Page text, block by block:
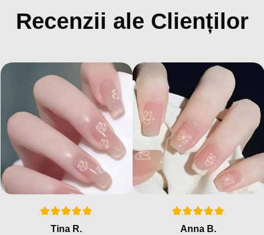
Recenzii ale Clienților
Tina R.
Anna B.